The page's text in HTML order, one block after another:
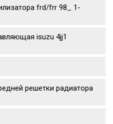
frd/frr 98_ 1-
isuzu 4jj1
решетки радиатора